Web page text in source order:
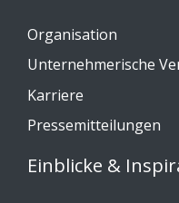
Organisation
Unternehmerische
Karriere
Pressemitteilungen
Einblicke &